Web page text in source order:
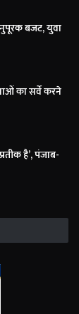
बजट, युवा
का सर्वे करने
है’, पंजाब-